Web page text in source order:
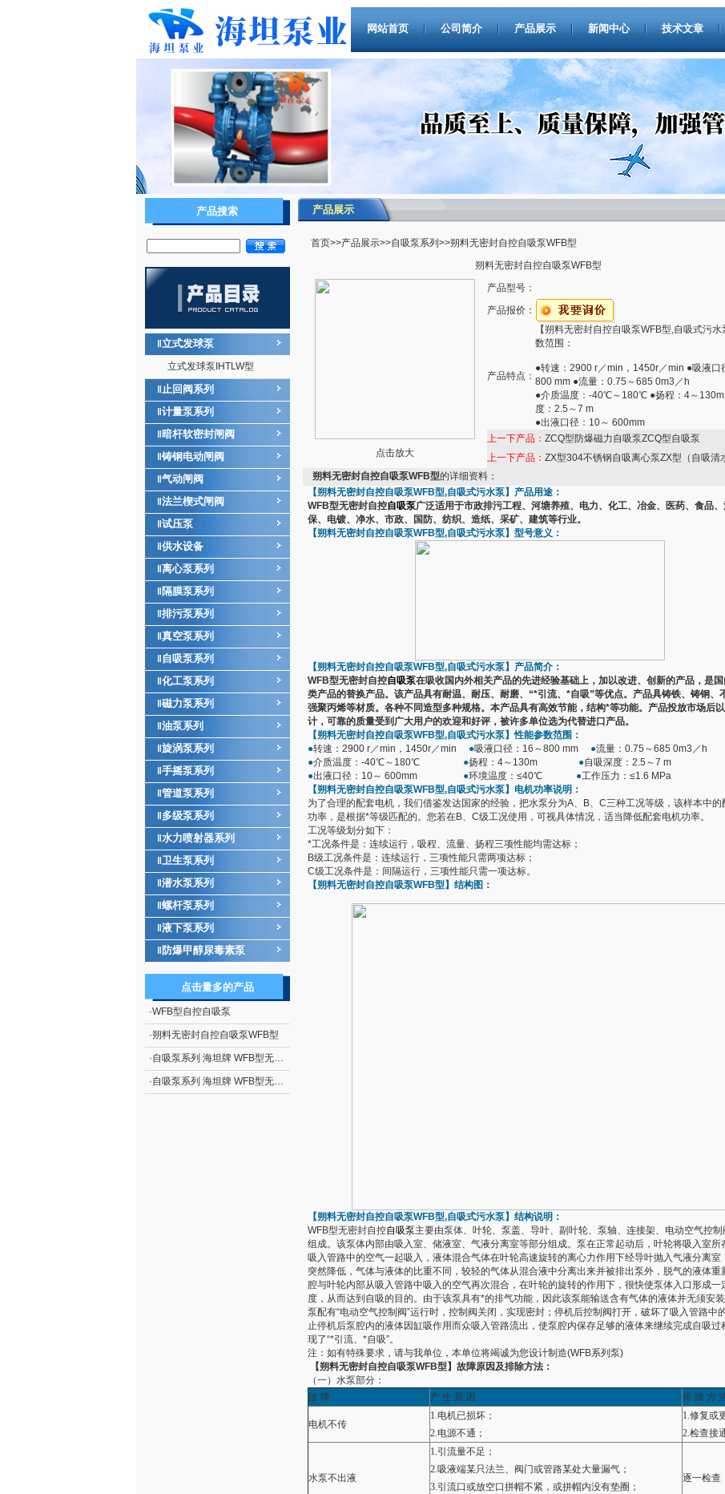
网站首页 公司简介 产品展示 新闻中心 技术文章
产品搜索
立式发球泵
立式发球泵IHTLW型
止回阀系列
计量泵系列
暗杆软密封闸阀
铸钢电动闸阀
气动闸阀
法兰楔式闸阀
试压泵
供水设备
离心泵系列
隔膜泵系列
排污泵系列
真空泵系列
自吸泵系列
化工泵系列
磁力泵系列
油泵系列
旋涡泵系列
手摇泵系列
管道泵系列
多级泵系列
水力喷射器系列
卫生泵系列
潜水泵系列
螺杆泵系列
液下泵系列
防爆甲醇尿毒素泵
点击量多的产品
·WFB型自控自吸泵
·朔料无密封自控自吸泵WFB型
·自吸泵系列 海坦牌 WFB型无密封自控自吸泵厂家
·自吸泵系列 海坦牌 WFB型无密封自控自吸泵价格
产品展示
首页>>产品展示>>自吸泵系列 >>朔料无密封自控自吸泵WFB型
朔料无密封自控自吸泵WFB型
点击放大
产品型号：
产品报价：
产品特点：
【朔料无密封自控自吸泵WFB型,自吸式污
数范围：
●转速：2900 r／min，1450r／min ●吸液口
800 mm ●流量：0.75～685 0m3／h
●介质温度：-40℃～180℃ ●扬程：4～
度：2.5～7 m
●出液口径：10～ 600mm
上一下产品： ZCQ型防爆磁力自吸泵ZCQ型自吸泵
上一下产品： ZX型304不锈钢自吸离心泵ZX型（自吸清
朔料无密封自控自吸泵WFB型的详细资料：
【朔料无密封自控自吸泵WFB型,自吸式污水泵】产品用途：
WFB型无密封自控自吸泵广泛适用于市政排污工程、河塘养殖、电力、化工、冶金、医药、食品
保、电镀、净水、市政、国防、纺织、造纸、采矿、建筑等行业。
【朔料无密封自控自吸泵WFB型,自吸式污水泵】型号意义：
【朔料无密封自控自吸泵WFB型,自吸式污水泵】产品简介：
WFB型无密封自控自吸泵在吸收国内外相关产品的先进经验基础上，加以改进、创新的产品，是国
类产品的替换产品。该产品具有耐温、耐压、耐磨、“*引流、*自吸”等优点。产品具铸铁、铸钢、
强聚丙烯等材质。各种不同造型多种规格。本产品具有高效节能，结构*等功能。产品投放市场后
计，可靠的质量受到广大用户的欢迎和好评，被许多单位选为代替进口产品。
【朔料无密封自控自吸泵WFB型,自吸式污水泵】性能参数范围：
●转速：2900 r／min，1450r／min ●吸液口径：16～800 mm ●流量：0.75～685 0m3／h
●介质温度：-40℃～180℃ ●扬程：4～130m ●自吸深度：2.5～7 m
●出液口径：10～ 600mm ●环境温度：≤40℃ ●工作压力：≤1.6 MPa
【朔料无密封自控自吸泵WFB型,自吸式污水泵】电机功率说明：
为了合理的配套电机，我们借鉴发达国家的经验，把水泵分为A、B、C三种工况等级，该样本中的
功率，是根据*等级匹配的。您若在B、C级工况使用，可视具体情况，适当降低配套电机功率。
工况等级划分如下：
*工况条件是：连续运行，吸程、流量、扬程三项性能均需达标；
B级工况条件是：连续运行，三项性能只需两项达标；
C级工况条件是：间隔运行，三项性能只需一项达标。
【朔料无密封自控自吸泵WFB型】结构图：
【朔料无密封自控自吸泵WFB型,自吸式污水泵】结构说明：
WFB型无密封自控自吸泵主要由泵体、叶轮、泵盖、导叶、副叶轮、泵轴、连接架、电动空气控
组成。该泵体内部由吸入室、储液室、气液分离室等部分组成。泵在正常起动后，叶轮将吸入室所
吸入管路中的空气一起吸入，液体混合气体在叶轮高速旋转的离心力作用下经导叶抛入气液分离室
突然降低，气体与液体的比重不同，较轻的气体从混合液中分离出来并被排出泵外，脱气的液体重
腔与叶轮内部从吸入管路中吸入的空气再次混合，在叶轮的旋转的作用下，很快使泵体入口形成一
度，从而达到自吸的目的。由于该泵具有*的排气功能，因此该泵能输送含有气体的液体并无须安
泵配有“电动空气控制阀”运行时，控制阀关闭，实现密封；停机后控制阀打开，破坏了吸入管路中
止停机后泵腔内的液体因缸吸作用而众吸入管路流出，使泵腔内保存足够的液体来继续完成自吸过
现了“*引流、*自吸”。
注：如有特殊要求，请与我单位，本单位将竭诚为您设计制造(WFB系列泵)
【朔料无密封自控自吸泵WFB型】故障原因及排除方法：
（一）水泵部分：
故 障
产 生 原 因 排 除 方
电机不传
1.电机已损坏；
2.电源不通；
1.修复或
2.检查接
水泵不出液
1.引流量不足；
2.吸液端某只法兰、阀门或管路某处大量漏气；
3.引流口或放空口拼帽不紧，或拼帽内没有垫圈；
逐一检查